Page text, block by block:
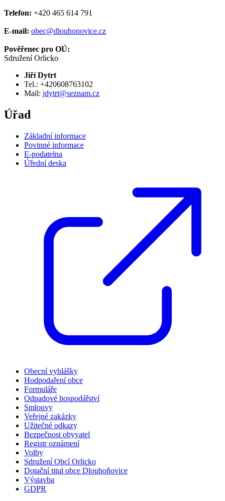
Telefon: +420 465 614 791
E-mail: obec@dlouhonovice.cz
Pověřenec pro OÚ:
Sdružení Orlicko
Jiří Dytrt
Tel.: +420608763102
Mail: jdytrt@seznam.cz
Úřad
Základní informace
Povinné informace
E-podatelna
Úřední deska
Obecní vyhlášky
Hodpodaření obce
Formuláře
Odpadové hospodářství
Smlouvy
Veřejné zakázky
Užitečné odkazy
Bezpečnost obyvatel
Registr oznámení
Volby
Sdružení Obcí Orlicko
Dotační titul obce Dlouhoňovice
Výstavba
GDPR